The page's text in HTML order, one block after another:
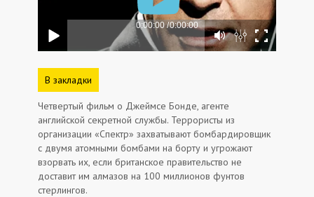
В закладки
Четвертый фильм о Джеймсе Бонде, агенте
английской секретной службы. Террористы из
организации «Спектр» захватывают бомбардировщик
с двумя атомными бомбами на борту и угрожают
взорвать их, если британское правительство не
доставит им алмазов на 100 миллионов фунтов
стерлингов.